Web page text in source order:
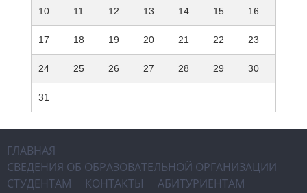
10 11 12 13 14 15 16
17 18 19 20 21 22 23
24 25 26 27 28 29 30
31
ГЛАВНАЯ
СВЕДЕНИЯ ОБ ОБРАЗОВАТЕЛЬНОЙ ОРГАНИЗАЦИИ
СТУДЕНТАМ
КОНТАКТЫ АБИТУРИЕНТАМ